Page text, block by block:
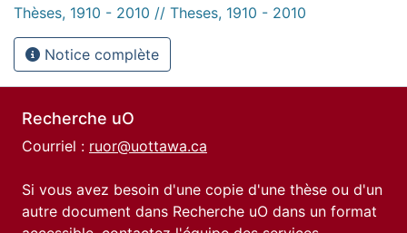
Thèses, 1910 - 2010 // Theses, 1910 - 2010
Notice complète
Recherche uO
Courriel : ruor@uottawa.ca
Si vous avez besoin d'une copie d'une thèse ou d'un
autre document dans Recherche uO dans un format